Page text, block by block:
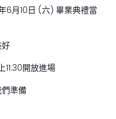
6月10日 (六) 畢業典禮當
11:30開放進場
準備